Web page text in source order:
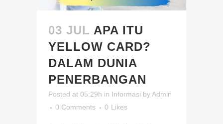
03 JUL APA ITU
YELLOW CARD?
DALAM DUNIA
PENERBANGAN
Posted at 05:29h in Informasi byAdmin
0 Comments
0 Likes